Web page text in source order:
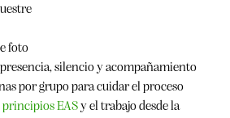
foto
presencia, silencio y acompañamiento
por grupo para cuidar el proceso
principios EASy el trabajo desde la